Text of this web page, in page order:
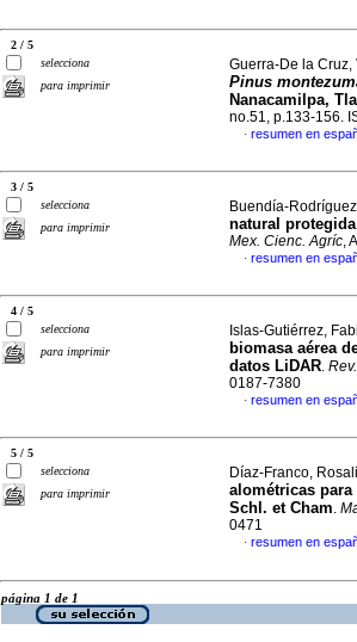
2 / 5
selecciona
para imprimir
Guerra-De la Cruz,
Pinus
Nanacamilpa,
no.51, p.133-156.
· resumen en
3 / 5
selecciona
para imprimir
Buendía-
natural
Mex. Cienc. Agríc,
· resumen en
4 / 5
selecciona
para imprimir
Islas-Gutiérrez,
biomasa aérea
datos LiDAR.
0187-7380
· resumen en
5 / 5
selecciona
para imprimir
Díaz-Franco,
alométricas
Schl. et Cham.
0471
· resumen en
página 1 de 1